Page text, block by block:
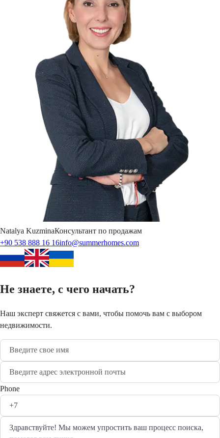
Natalya KuzminaКонсультант по продажам
+90 538 888 16 16info@summerhomes.com
Не знаете, с чего начать?
Наш эксперт свяжется с вами, чтобы помочь вам с выбором
недвижимости.
Phone